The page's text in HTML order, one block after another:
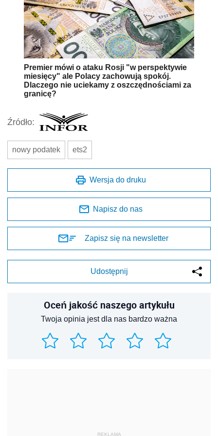
Premier mówi o ataku Rosji "w perspektywie
miesięcy" ale Polacy zachowują spokój.
Dlaczego nie uciekamy z oszczędnościami za
granicę?
Źródło:
nowy podatek ets2
Wersja do druku
Napisz do nas
Zapisz się na newsletter
Udostępnij
Oceń jakość naszego artykułu
Twoja opinia jest dla nas bardzo ważna
REKLAMA